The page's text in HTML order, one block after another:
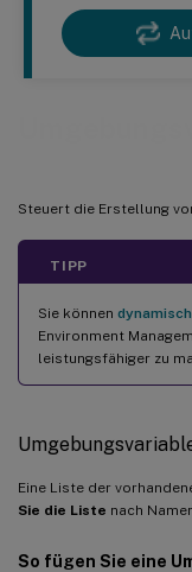
Steuert die Erstellung
TIPP
Sie können
Environment
leistungsfähiger zu
Eine Liste der
Sie die Liste nach
So fügen Sie eine